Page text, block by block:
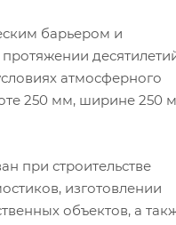
барьером и
атмосферного
250 мм, ширине 250
при строительстве
изготовлении
объектов, а